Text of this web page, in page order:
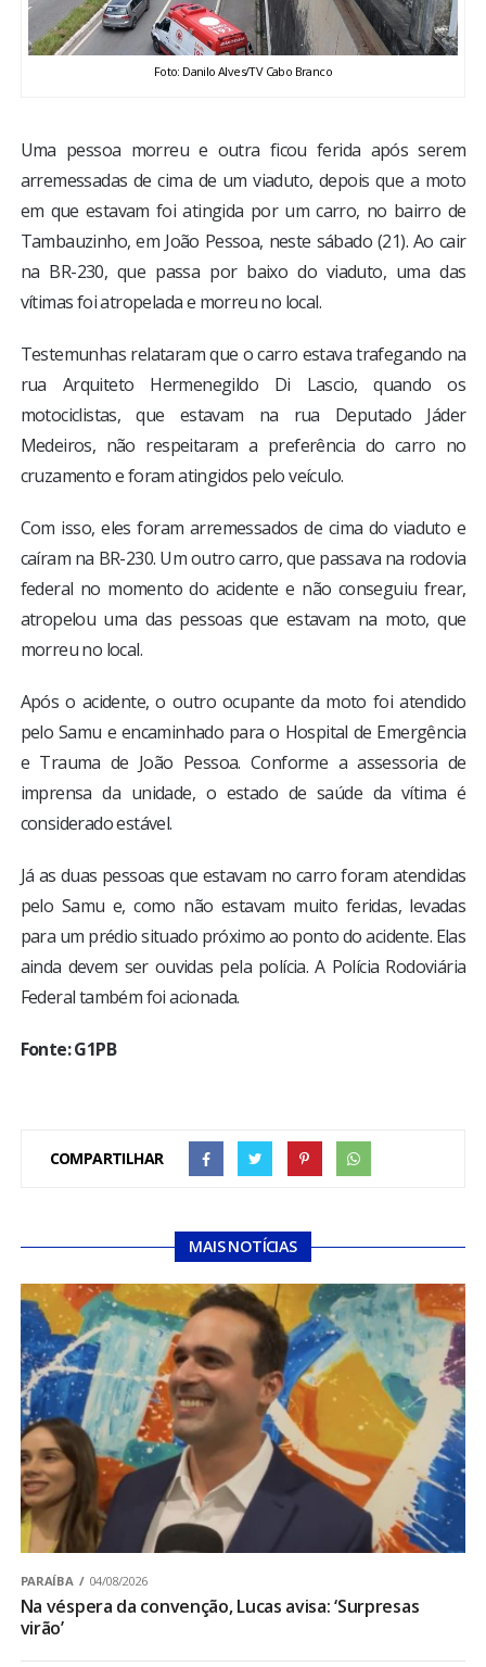
TV LPB
COLUNISTAS
Foto: Danilo Alves/TV Cabo Branco
Uma pessoa morreu e outra ficou ferida após serem
arremessadas de cima de um viaduto, depois que a moto
em que estavam foi atingida por um carro, no bairro de
Tambauzinho, em João Pessoa, neste sábado (21). Ao cair
na BR-230, que passa por baixo do viaduto, uma das
vítimas foi atropelada e morreu no local.
Testemunhas relataram que o carro estava trafegando na
rua Arquiteto Hermenegildo Di Lascio, quando os
motociclistas, que estavam na rua Deputado Jáder
Medeiros, não respeitaram a preferência do carro no
cruzamento e foram atingidos pelo veículo.
Com isso, eles foram arremessados de cima do viaduto e
caíram na BR-230. Um outro carro, que passava na rodovia
federal no momento do acidente e não conseguiu frear,
atropelou uma das pessoas que estavam na moto, que
morreu no local.
Após o acidente, o outro ocupante da moto foi atendido
pelo Samu e encaminhado para o Hospital de Emergência
e Trauma de João Pessoa. Conforme a assessoria de
imprensa da unidade, o estado de saúde da vítima é
considerado estável.
Já as duas pessoas que estavam no carro foram atendidas
pelo Samu e, como não estavam muito feridas, levadas
para um prédio situado próximo ao ponto do acidente. Elas
ainda devem ser ouvidas pela polícia. A Polícia Rodoviária
Federal também foi acionada.
Fonte: G1PB
COMPARTILHAR
MAIS NOTÍCIAS
PARAÍBA 04/08/2026
Na véspera da convenção, Lucas avisa: ‘Surpresas
virão’